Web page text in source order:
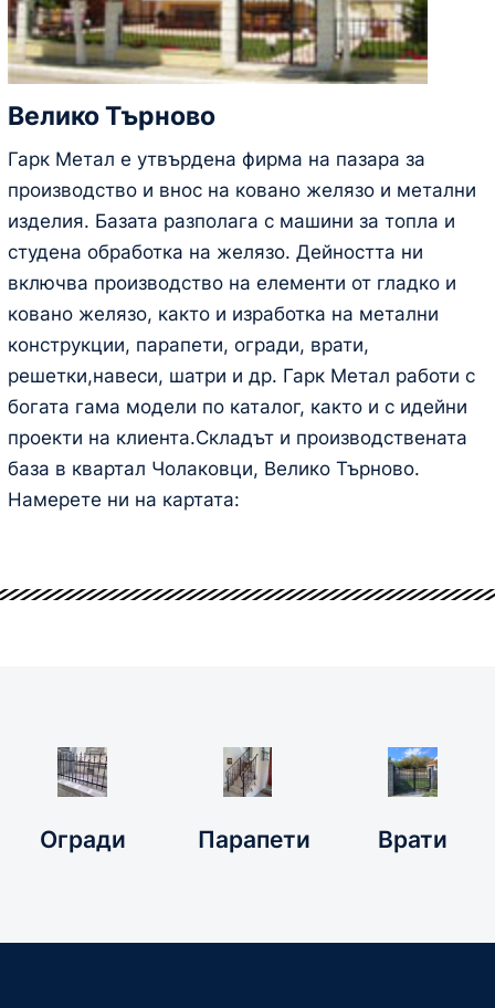
Велико Търново
Гарк Метал е утвърдена фирма на пазара за
производство и внос на ковано желязо и метални
изделия. Базата разполага с машини за топла и
студена обработка на желязо. Дейността ни
включва производство на елементи от гладко и
ковано желязо, както и изработка на метални
конструкции, парапети, огради, врати,
решетки,навеси, шатри и др. Гарк Метал работи с
богата гама модели по каталог, както и с идейни
проекти на клиента.Складът и производствената
база в квартал Чолаковци, Велико Търново.
Намерете ни на картата:
Огради
високо
качество
ръчно
ковано
желязо
Парапети
орнаменти
за
градина,
къща
Врати
от нас с
внимание
за
качество
и